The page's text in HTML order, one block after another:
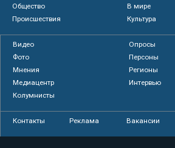
Общество
В мире
Происшествия
Культура
Видео
Опросы
Фото
Персоны
Мнения
Регионы
Медиацентр
Интервью
Колумнисты
Контакты Реклама Вакансии